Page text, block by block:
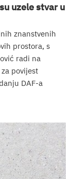
uzele stvar u
znanstvenih
prostora, s
radi na
povijest
DAF-a